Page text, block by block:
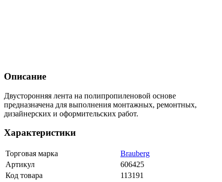
Описание
Двусторонняя лента на полипропиленовой основе
предназначена для выполнения монтажных, ремонтных,
дизайнерских и оформительских работ.
Характеристики
Торговая марка
Brauberg
Артикул
606425
Код товара
113191